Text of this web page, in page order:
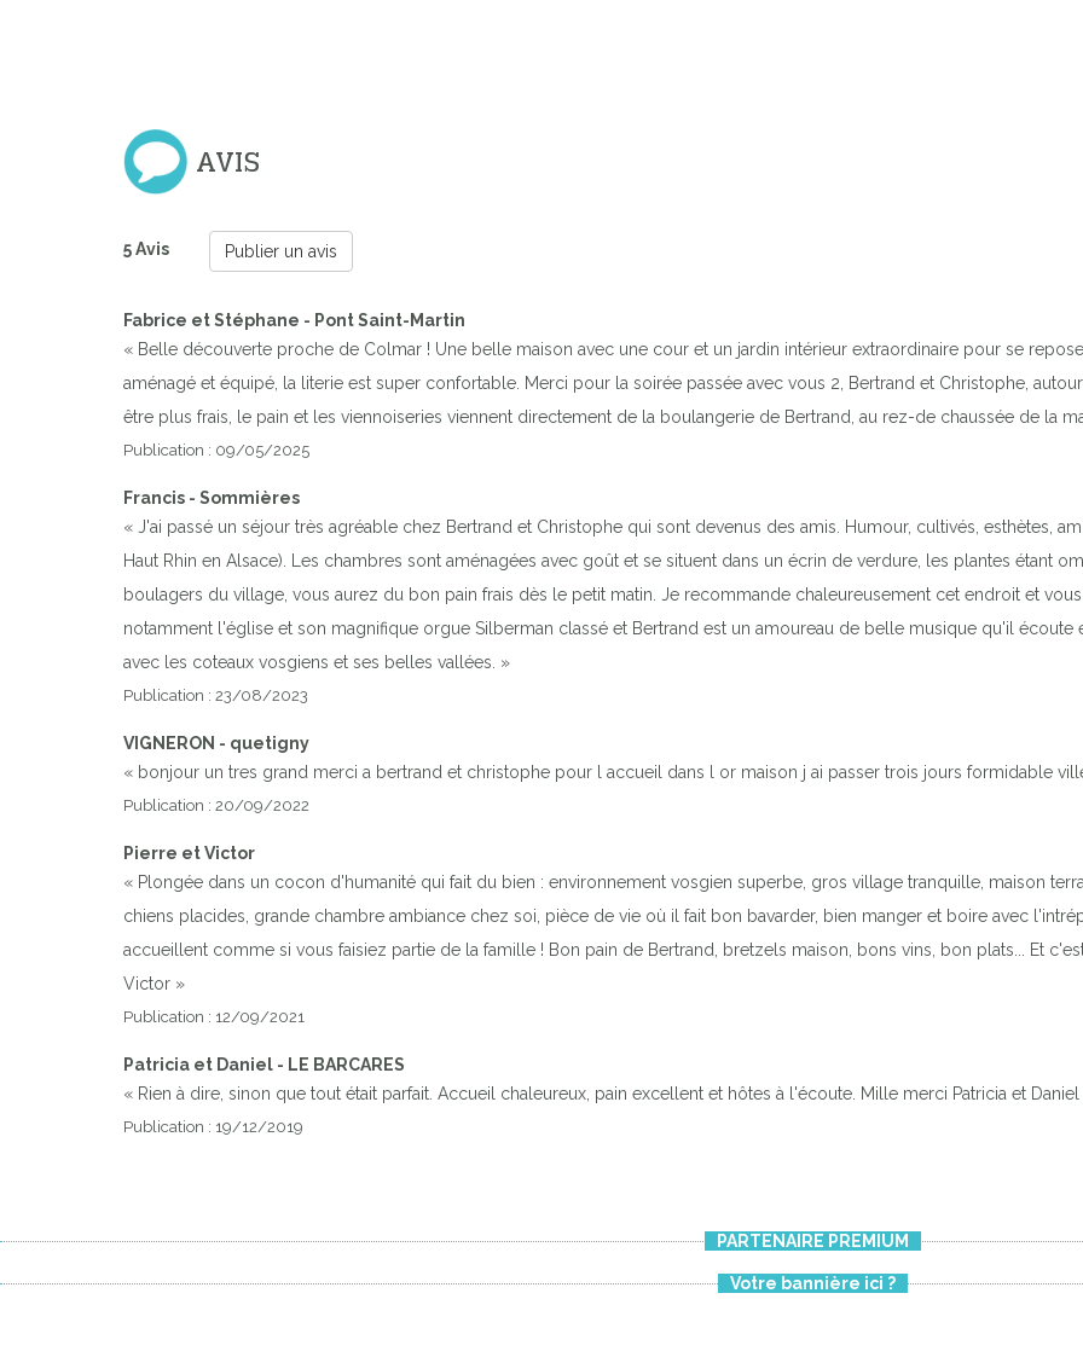
AVIS
5 Avis Publier un avis
Fabrice et Stéphane - Pont Saint-Martin
« Belle découverte proche de Colmar ! Une belle maison avec une cour et un jardin intérieur extraordinaire pour se
aménagé et équipé, la literie est super confortable. Merci pour la soirée passée avec vous 2, Bertrand et Christophe,
être plus frais, le pain et les viennoiseries viennent directement de la boulangerie de Bertrand, au rez-de chaussée de la
Publication : 09/05/2025
Francis - Sommières
« J'ai passé un séjour très agréable chez Bertrand et Christophe qui sont devenus des amis. Humour, cultivés, esthètes,
Haut Rhin en Alsace). Les chambres sont aménagées avec goût et se situent dans un écrin de verdure, les plantes étant
boulagers du village, vous aurez du bon pain frais dès le petit matin. Je recommande chaleureusement cet endroit et
notamment l'église et son magnifique orgue Silberman classé et Bertrand est un amoureau de belle musique qu'il
avec les coteaux vosgiens et ses belles vallées. »
Publication : 23/08/2023
VIGNERON - quetigny
« bonjour un tres grand merci a bertrand et christophe pour l accueil dans l or maison j ai passer trois jours formidable
Publication : 20/09/2022
Pierre et Victor
« Plongée dans un cocon d'humanité qui fait du bien : environnement vosgien superbe, gros village tranquille, maison
chiens placides, grande chambre ambiance chez soi, pièce de vie où il fait bon bavarder, bien manger et boire avec
accueillent comme si vous faisiez partie de la famille ! Bon pain de Bertrand, bretzels maison, bons vins, bon plats... Et
Victor »
Publication : 12/09/2021
Patricia et Daniel - LE BARCARES
« Rien à dire, sinon que tout était parfait. Accueil chaleureux, pain excellent et hôtes à l'écoute. Mille merci Patricia et Daniel
Publication : 19/12/2019
PARTENAIRE PREMIUM
Votre bannière ici ?